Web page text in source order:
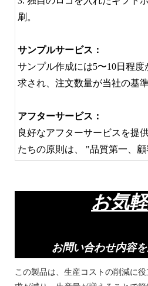
刷。
サンプルサービス：
サンプル作成には5〜10日程
求され、注文数量が当社の基
アフターサービス：
良好なアフターサービスを提
たちの原則は、 "品質第一、
お気
お問い合わせ内容
この製品は、生産コストの削減に